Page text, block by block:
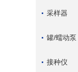
采样器
罐/蠕动泵
接种仪